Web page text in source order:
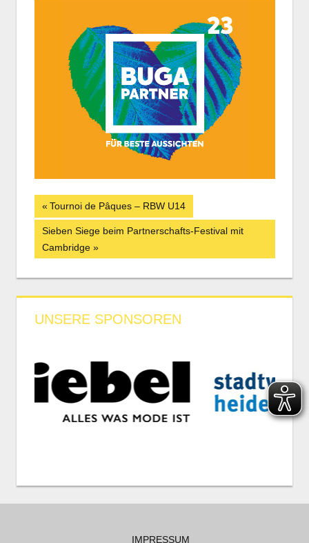
Beitrags-
Navigation
Vorheriger
Beitrag:
Tournoi de Pâques – RBW U14
Nächster
Beitrag:
Sieben Siege beim Partnerschafts-Festival mit
Cambridge
UNSERE SPONSOREN
IMPRESSUM